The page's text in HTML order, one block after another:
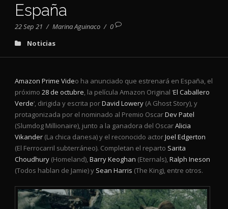
España
22 Sep 21 / Marina Aguinaco / 0
Noticias
Amazon Prime Video ha anunciado que estrenará en España, el
próximo 28 de octubre, la película Amazon Original ‘El Caballero
Verde‘, dirigida y escrita porDavid Lowery (A Ghost Story), y
protagonizada por el nominado al Premio OscarDev Patel
(Slumdog Millionaire), junto a la ganadora del OscarAlicia
Vikander (La chica danesa) y el reconocido actorJoel Edgerton
(El Ferrocarril subterráneo). Completan el reparto Sarita
Choudhury (Homeland),Barry Keoghan (Eternals),Ralph Ineson
(Todos hablan de Jamie) y Sean Harris (The King), entre otros.